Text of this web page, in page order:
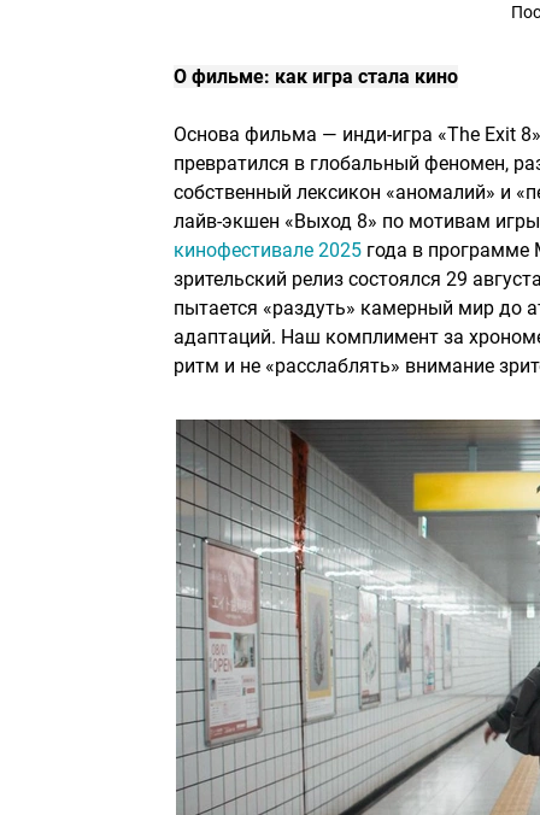
О фильме: как игра стала кино
Основа фильма — инди-игра «The Exit
превратился в глобальный феномен,
собственный лексикон «аномалий» и
лайв-экшен «Выход 8» по мотивам
кинофестивале 2025 года в программе
зрительский релиз состоялся 29
пытается «раздуть» камерный мир до
адаптаций. Наш комплимент за
ритм и не «расслаблять» внимание